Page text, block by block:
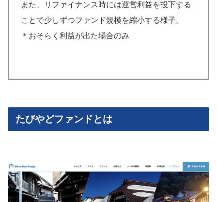
また、リファイナンス時には運営利益を投下する
ことで少しずつファンド規模を縮小する様子。
＊おそらく利益が出た場合のみ
たびやどファンドとは